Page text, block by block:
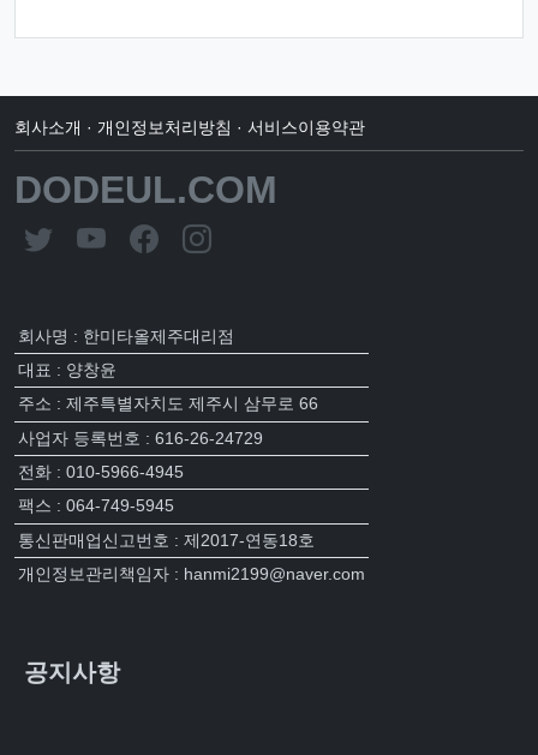
회사소개 · 개인정보처리방침 · 서비스이용약관
DODEUL.COM
회사명 : 한미타올제주대리점
대표 : 양창윤
주소 : 제주특별자치도 제주시 삼무로 66
사업자 등록번호 : 616-26-24729
전화 : 010-5966-4945
팩스 : 064-749-5945
통신판매업신고번호 : 제2017-연동18호
개인정보관리책임자 : hanmi2199@naver.com
공지사항